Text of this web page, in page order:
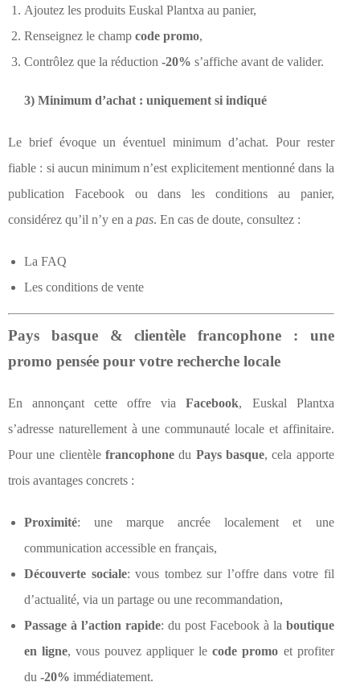
Ajoutez les produits Euskal Plantxa au panier,
Renseignez le champ code promo,
Contrôlez que la réduction -20% s’affiche avant de valider.
3) Minimum d’achat : uniquement si indiqué
Le brief évoque un éventuel minimum d’achat. Pour rester
fiable : si aucun minimum n’est explicitement mentionné dans la
publication Facebook ou dans les conditions au panier,
considérez qu’il n’y en a pas. En cas de doute, consultez :
La FAQ
Les conditions de vente
Pays basque & clientèle francophone : une
promo pensée pour votre recherche locale
En annonçant cette offre viaFacebook, Euskal Plantxa
s’adresse naturellement à une communauté locale et affinitaire.
Pour une clientèle francophonedu Pays basque, cela apporte
trois avantages concrets :
Proximité: une marque ancrée localement et une
communication accessible en français,
Découverte sociale: vous tombez sur l’offre dans votre fil
d’actualité, via un partage ou une recommandation,
Passage à l’action rapide: du post Facebook à la boutique
en ligne, vous pouvez appliquer lecode promo et profiter
du -20% immédiatement.